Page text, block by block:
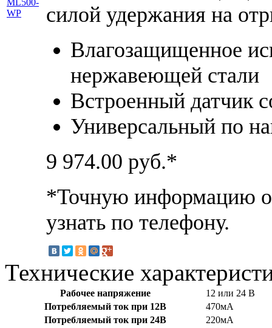
силой удержания на
Влагозащищенное
нержавеющей стали
Встроенный датчик
Универсальный по
9 974.00 руб.*
*Точную информацию
узнать по телефону.
Технические
Рабочее напряжение
12 или 24 В
Потребляемый ток при 12В
470мА
Потребляемый ток при 24В
220мА